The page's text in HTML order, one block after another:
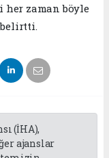
her zaman böyle
(İHA),
ajanslar